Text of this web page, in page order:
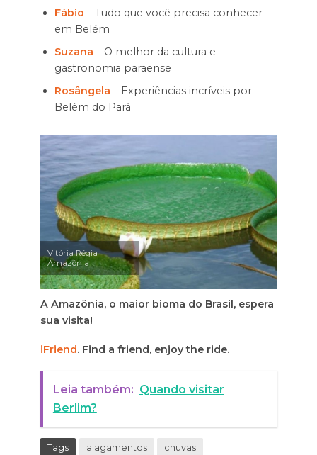
Fábio – Tudo que você precisa conhecer
em Belém
Suzana – O melhor da cultura e
gastronomia paraense
Rosângela – Experiências incríveis por
Belém do Pará
Vitória Régia
Amazônia
A Amazônia, o maior bioma do Brasil, espera
sua visita!
iFriend. Find a friend, enjoy the ride.
Leia também: Quando visitar
Berlim?
Tags alagamentos chuvas